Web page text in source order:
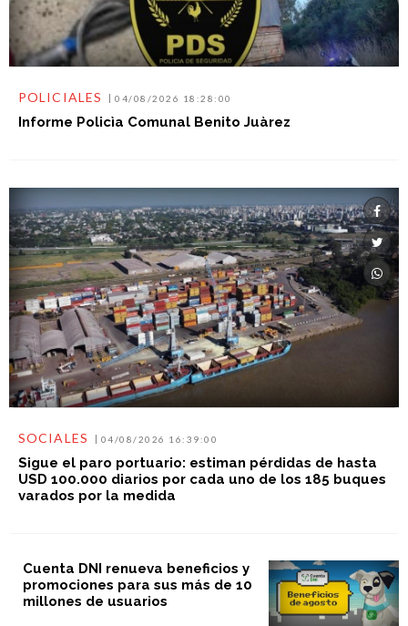
POLICIALES 04/08/2026 18:28:00
Informe Policìa Comunal Benito Juàrez
SOCIALES 04/08/2026 16:39:00
Sigue el paro portuario: estiman pérdidas de hasta
USD 100.000 diarios por cada uno de los 185 buques
varados por la medida
Cuenta DNI renueva beneficios y
promociones para sus más de 10
millones de usuarios